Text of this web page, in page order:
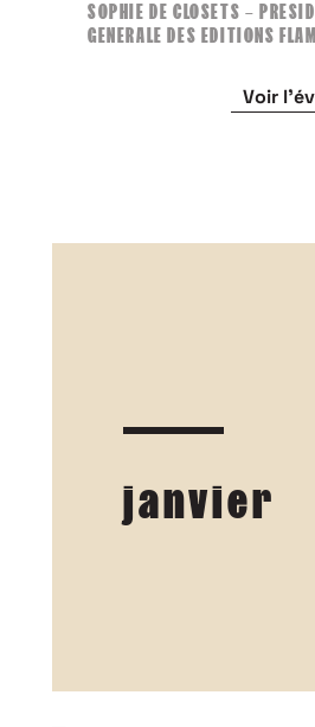
SOPHIE DE CLOSETS –
GENERALE DES EDITIONS
Voir
janvier